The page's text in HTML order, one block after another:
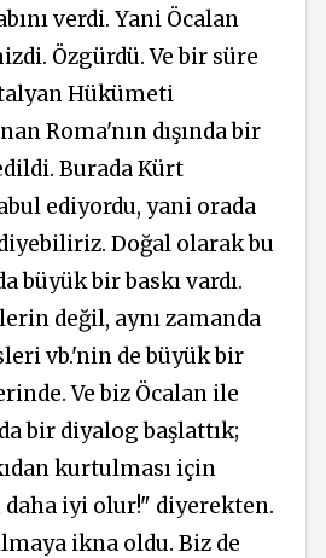
verdi. Yani Öcalan
Özgürdü. Ve bir süre
Hükümeti
Roma'nın dışında bir
Burada Kürt
ediyordu, yani orada
Doğal olarak bu
büyük bir baskı vardı.
değil, aynı zamanda
vb.'nin de büyük bir
Ve biz Öcalan ile
bir diyalog başlattık;
kurtulması için
iyi olur!" diyerekten.
ikna oldu. Biz de